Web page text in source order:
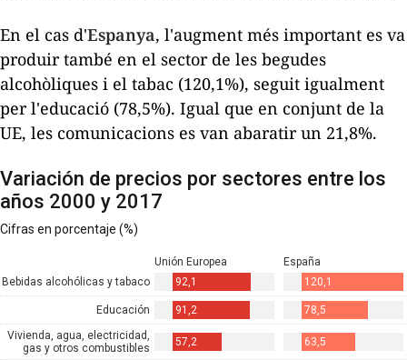
En el cas d'Espanya, l'augment més important es va
produir també en el sector de les begudes
alcohòliques i el tabac (120,1%), seguit igualment
per l'educació (78,5%). Igual que en conjunt de la
UE, les comunicacions es van abaratir un 21,8%.